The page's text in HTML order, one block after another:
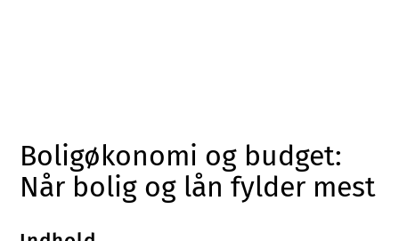
Boligøkonomi og budget:
Når bolig og lån fylder mest